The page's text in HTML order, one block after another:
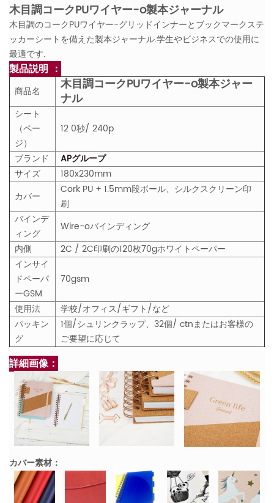
木目調コークPUワイヤー-o製本ジャーナル
木目調のコークPUワイヤー-グリッドインナーとブックマークステ
ッカーシートを備えた製本ジャーナル.学生やビジネスでの使用に
最適です.
製品説明 ：
商品名
木目調コークPUワイヤー-o製本ジャー
ナル
シート
（ペー
ジ）
12 0秒/ 240p
ブランド
APグループ
サイズ
180x230mm
カバー
Cork PU + 1.5mm段ボール、シルクスクリーン印
刷
バインデ
ィング
Wire-oバインディング
内側
2C / 2C印刷の120枚70gホワイトペーパー
インサイ
ドペーパ
ーGSM
70gsm
使用法
学校/オフィス/ギフト/など
パッキン
グ
1個/シュリンクラップ、32個/ ctnまたはお客様の
ご要望に応じて
詳細画像：
カバー素材：